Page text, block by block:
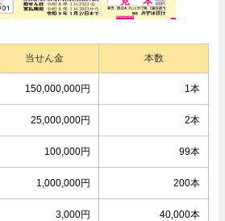
当せん金 本数
150,000,000円 1本
25,000,000円 2本
100,000円 99本
1,000,000円 200本
3,000円 40,000本